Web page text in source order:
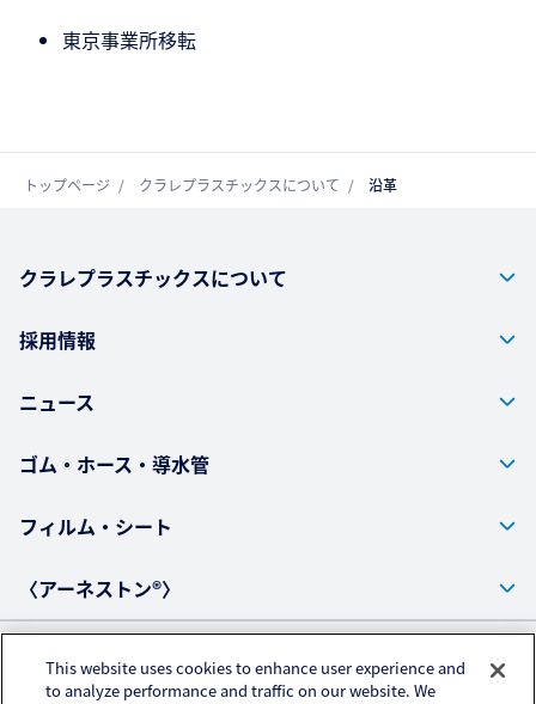
東京事業所移転
トップページ クラレプラスチックスについて 沿革
クラレプラスチックスについて
採用情報
ニュース
ゴム・ホース・導水管
フィルム・シート
〈アーネストン®〉
プライバシーポリシー
This website uses cookies to enhance user experience and
to analyze performance and traffic on our website. We